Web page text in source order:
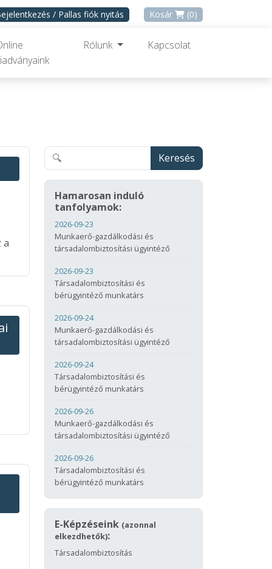
/ Pallas fiók nyitás Kosár (0)
Rólunk Kapcsolat
a
Keresés
Hamarosan induló
tanfolyamok:
2026-09-23
Munkaerő-gazdálkodási és
társadalombiztosítási ügyintéző
2026-09-23
Társadalombiztosítási és
bérügyintéző munkatárs
2026-09-24
Munkaerő-gazdálkodási és
társadalombiztosítási ügyintéző
2026-09-24
Társadalombiztosítási és
bérügyintéző munkatárs
2026-09-26
Munkaerő-gazdálkodási és
társadalombiztosítási ügyintéző
2026-09-26
Társadalombiztosítási és
bérügyintéző munkatárs
E-Képzéseink (azonnal
elkezdhetők):
Társadalombiztosítás